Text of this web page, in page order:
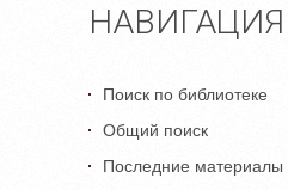
НАВИГАЦИЯ
Поиск по библиотеке
Общий поиск
Последние материалы